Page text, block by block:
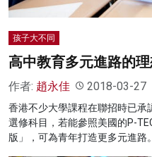
孩子大不同
高中教育多元進路的
作者: 趙永佳 2018-03-27
香港不少大學課程在聯招時已
選修科目，若能參照美國的P-
版」，可為青年打造更多元進路。